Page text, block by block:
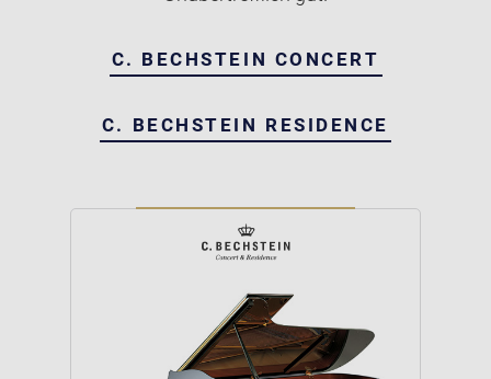
C. BECHSTEIN CONCERT
C. BECHSTEIN RESIDENCE